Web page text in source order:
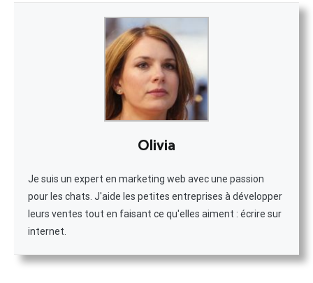
Olivia
Je suis un expert en marketing web avec une passion
pour les chats. J'aide les petites entreprises à développer
leurs ventes tout en faisant ce qu'elles aiment : écrire sur
internet.